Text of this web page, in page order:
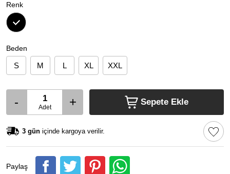
Renk
Beden
S M L XL XXL
- Adet + Sepete Ekle
3 gün içinde kargoya verilir.
Paylaş